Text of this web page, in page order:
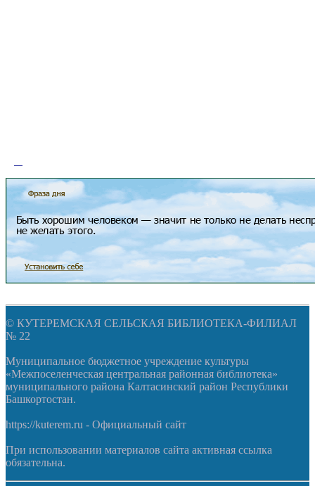
© КУТЕРЕМСКАЯ СЕЛЬСКАЯ БИБЛИОТЕКА-ФИЛИАЛ
№ 22
Муниципальное бюджетное учреждение культуры
«Межпоселенческая центральная районная библиотека»
муниципального района Калтасинский район Республики
Башкортостан.
https://kuterem.ru - Официальный сайт
При использовании материалов сайта активная ссылка
обязательна.